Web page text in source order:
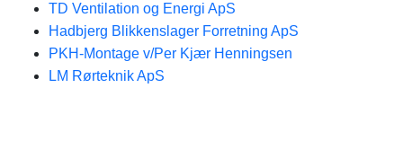
TD Ventilation og Energi ApS
Hadbjerg Blikkenslager Forretning ApS
PKH-Montage v/Per Kjær Henningsen
LM Rørteknik ApS